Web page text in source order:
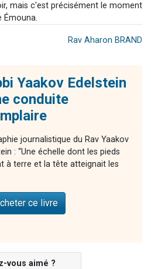
mais c'est précisément le moment
Rav Aharon BRAND
Yaakov Edelstein
conduite
journalistique du Rav Yaakov
: “Une échelle dont les pieds
à terre et la tête atteignait les
ce livre
vous aimé ?